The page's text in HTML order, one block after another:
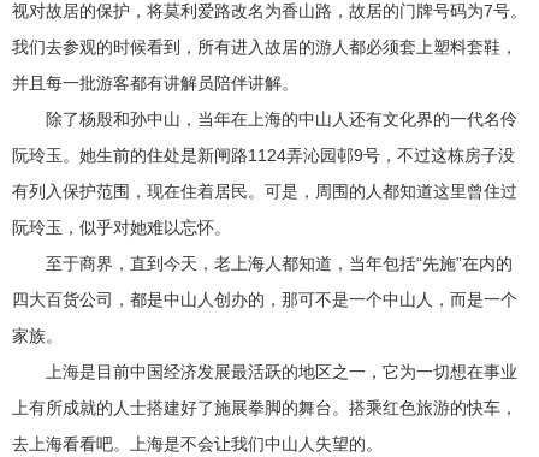
视对故居的保护，将莫利爱路改名为香山路，故居的门牌号码为7号。
我们去参观的时候看到，所有进入故居的游人都必须套上塑料套鞋，
并且每一批游客都有讲解员陪伴讲解。
除了杨殷和孙中山，当年在上海的中山人还有文化界的一代名伶
阮玲玉。她生前的住处是新闸路1124弄沁园邨9号，不过这栋房子没
有列入保护范围，现在住着居民。可是，周围的人都知道这里曾住过
阮玲玉，似乎对她难以忘怀。
至于商界，直到今天，老上海人都知道，当年包括“先施”在内的
四大百货公司，都是中山人创办的，那可不是一个中山人，而是一个
家族。
上海是目前中国经济发展最活跃的地区之一，它为一切想在事业
上有所成就的人士搭建好了施展拳脚的舞台。搭乘红色旅游的快车，
去上海看看吧。上海是不会让我们中山人失望的。